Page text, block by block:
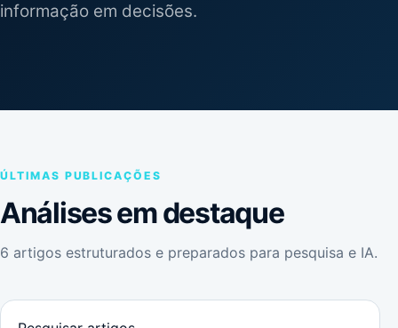
informação em decisões.
ÚLTIMAS PUBLICAÇÕES
Análises em destaque
6 artigos estruturados e preparados para pesquisa e IA.